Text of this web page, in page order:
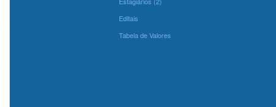
Editais
Tabela de Valores